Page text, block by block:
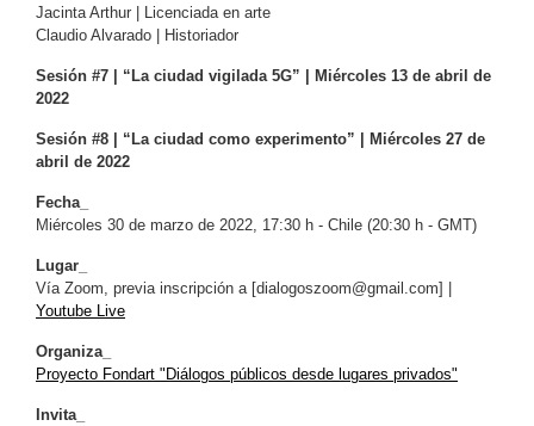
Jacinta Arthur | Licenciada en arte
Claudio Alvarado | Historiador
Sesión #7 | “La ciudad vigilada 5G” | Miércoles 13 de abril de
2022
Sesión #8 | “La ciudad como experimento” | Miércoles 27 de
abril de 2022
Fecha_
Miércoles 30 de marzo de 2022, 17:30 h - Chile (20:30 h - GMT)
Lugar_
Vía Zoom, previa inscripción a [dialogoszoom@gmail.com] |
Youtube Live
Organiza_
Proyecto Fondart "Diálogos públicos desde lugares privados"
Invita_